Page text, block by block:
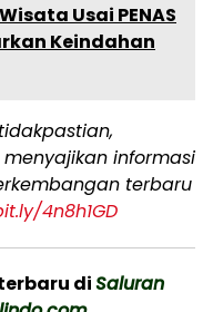
Usai PENAS
Keindahan
informasi
terbaru
4n8h1GD
diSaluran